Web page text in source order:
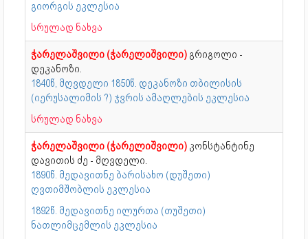
გიორგის ეკლესია
სრულად ნახვა
ჭარელაშვილი (ჭარელიშვილი) გრიგოლი -
დეკანოზი.
1840წ, მღვდელი 1850წ. დეკანოზი თბილისის
(იერუსალიმის ?) ჯვრის ამაღლების ეკლესია
სრულად ნახვა
ჭარელაშვილი (ჭარელიშვილი) კონსტანტინე
დავითის ძე - მღვდელი.
1890წ. მედავითნე ბარისახო (დუშეთი)
ღვთიმშობლის ეკლესია
1892წ. მედავითნე ილურთა (თუშეთი)
ნათლიმცემლის ეკლესია